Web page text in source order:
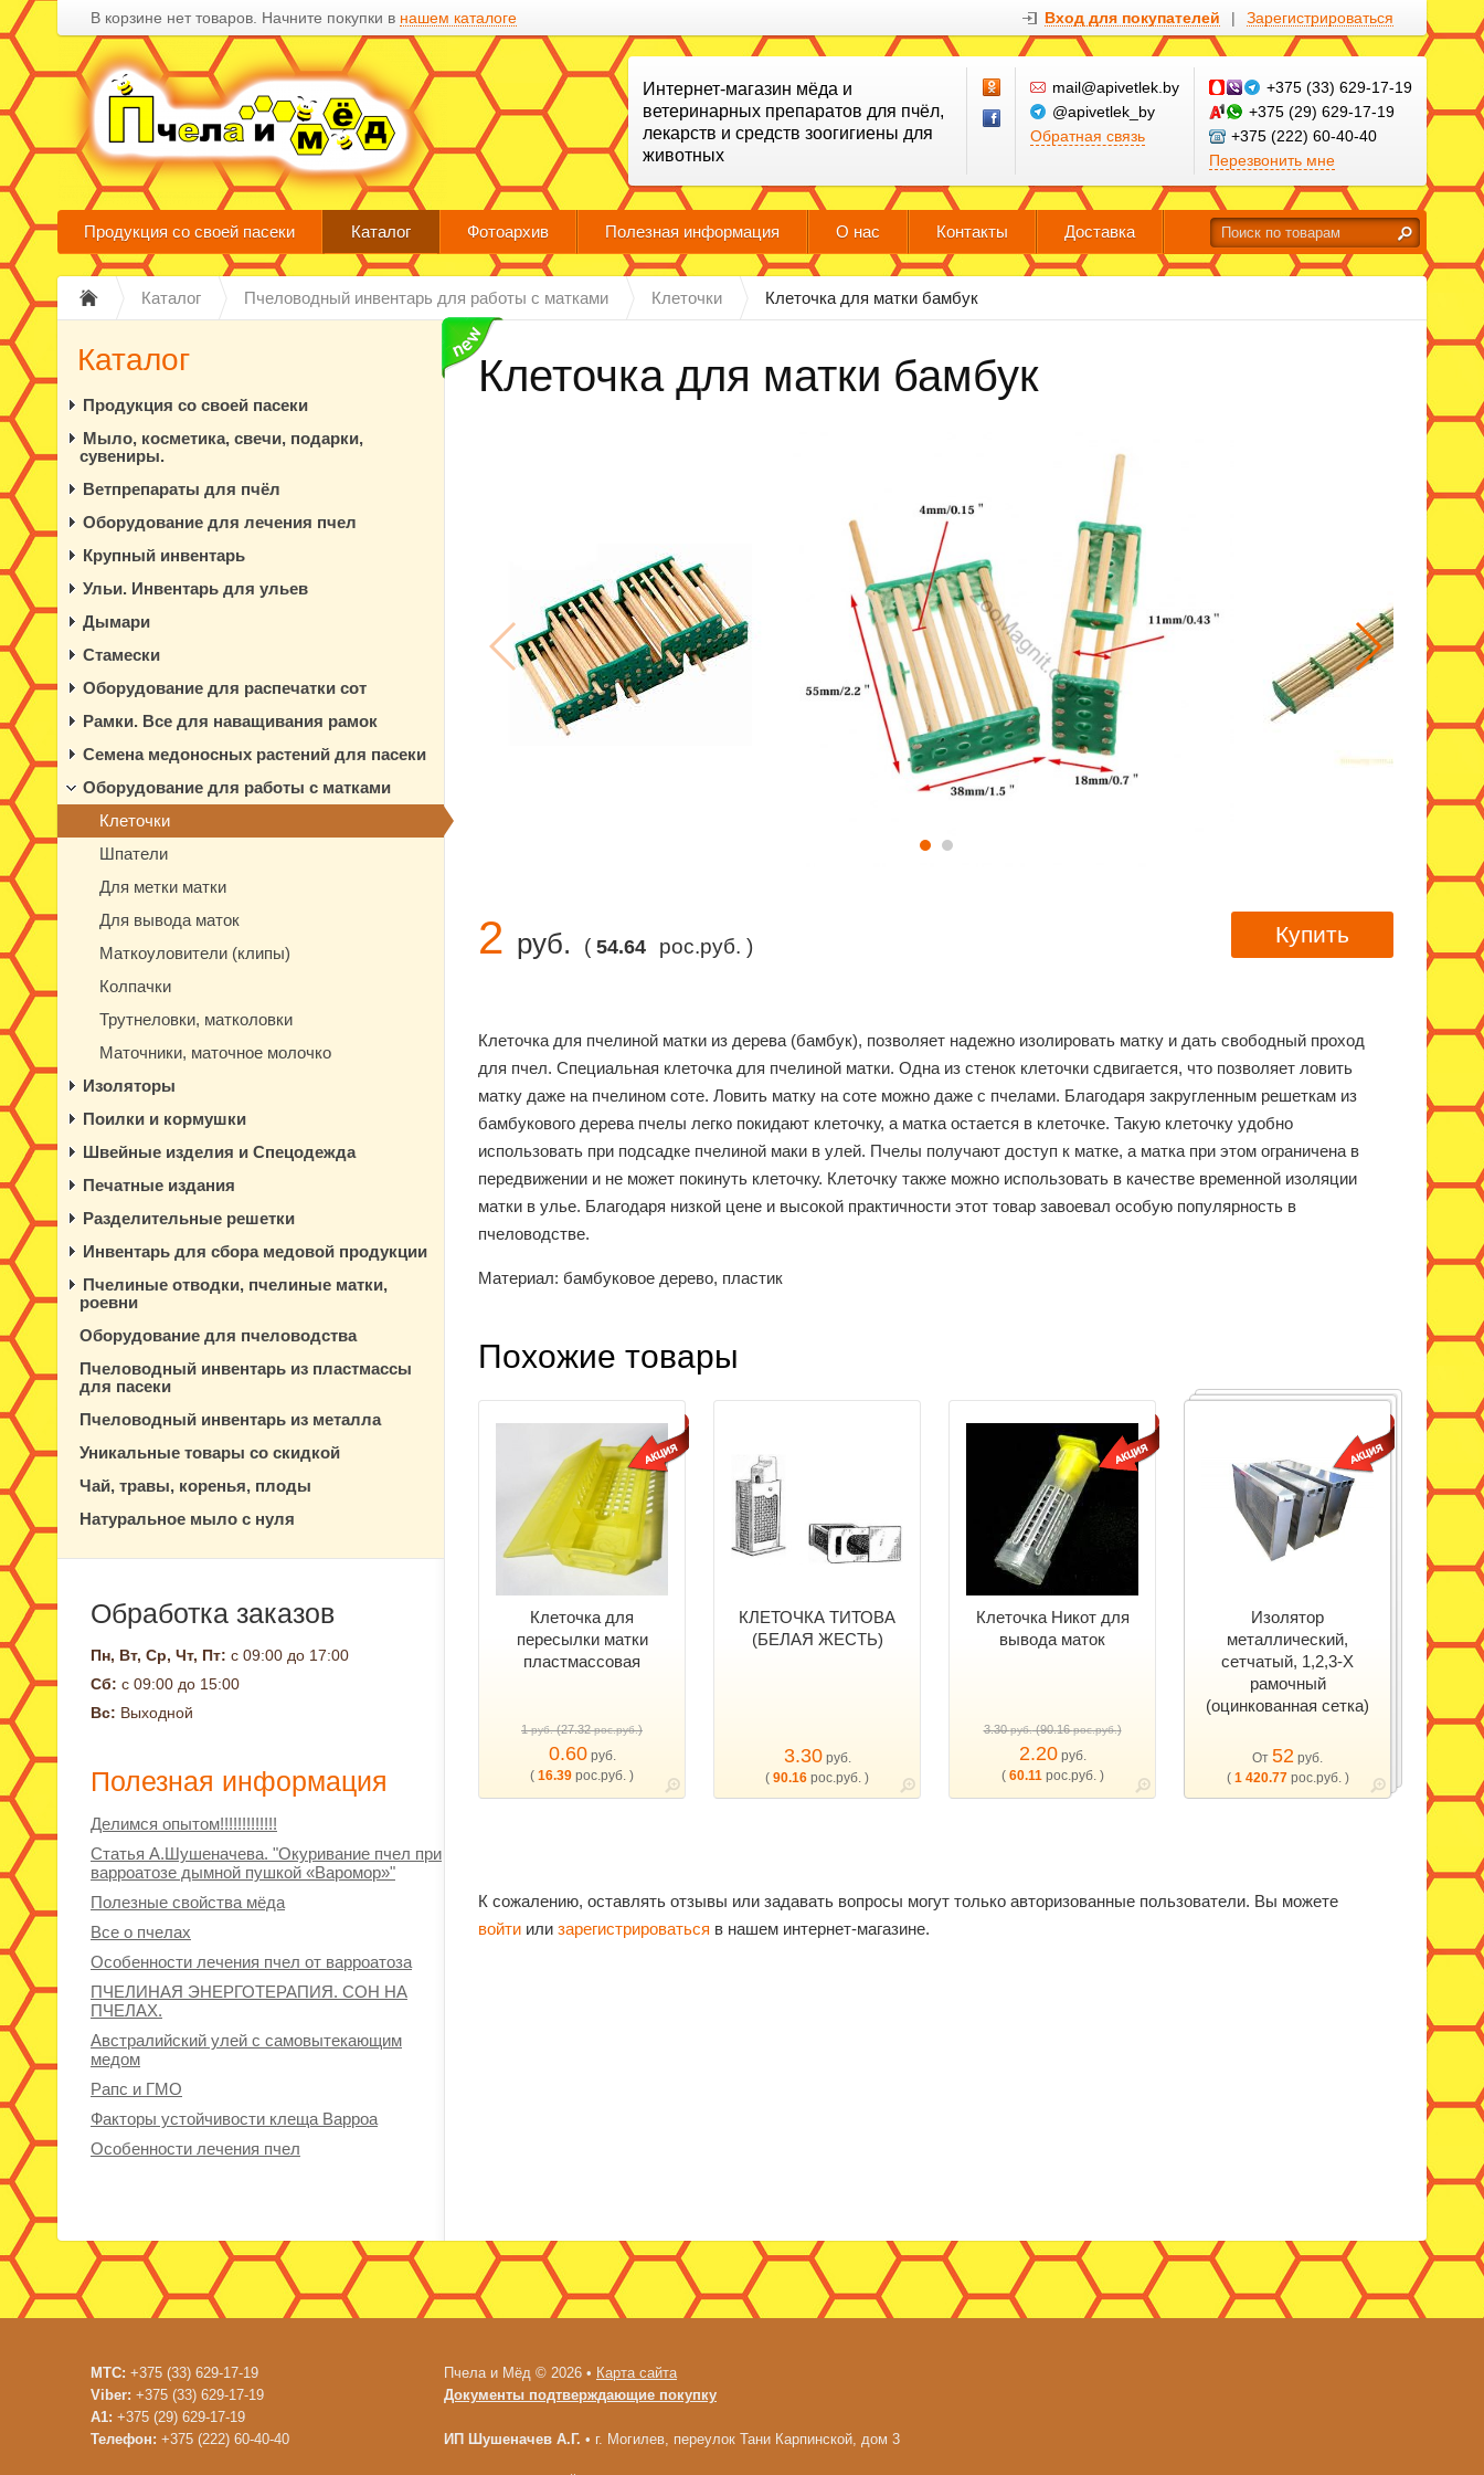
В корзине нет товаров. Начните покупки в нашем каталоге Вход для покупателей | Зарегистрироваться
Интернет-магазин мёда и
ветеринарных препаратов для пчёл,
лекарств и средств зоогигиены для
животных
mail@apivetlek.by
@apivetlek_by
Обратная связь
+375 (33) 629-17-19
+375 (29) 629-17-19
+375 (222) 60-40-40
Перезвонить мне
Продукция со своей пасеки Каталог Фотоархив Полезная информация О нас Контакты Доставка
Каталог Пчеловодный инвентарь для работы с матками Клеточки Клеточка для матки бамбук
Клеточка для матки бамбук
2 руб. ( 54.64 рос.руб. ) Купить
Клеточка для пчелиной матки из дерева (бамбук), позволяет надежно изолировать матку и дать свободный проход
для пчел. Специальная клеточка для пчелиной матки. Одна из стенок клеточки сдвигается, что позволяет ловить
матку даже на пчелином соте. Ловить матку на соте можно даже с пчелами. Благодаря закругленным решеткам из
бамбукового дерева пчелы легко покидают клеточку, а матка остается в клеточке. Такую клеточку удобно
использовать при подсадке пчелиной маки в улей. Пчелы получают доступ к матке, а матка при этом ограничена в
передвижении и не может покинуть клеточку. Клеточку также можно использовать в качестве временной изоляции
матки в улье. Благодаря низкой цене и высокой практичности этот товар завоевал особую популярность в
пчеловодстве.
Материал: бамбуковое дерево, пластик
Похожие товары
Клеточка для
пересылки матки
пластмассовая
1руб.(27.32рос.руб.)
0.60руб.
( 16.39 рос.руб. )
КЛЕТОЧКА ТИТОВА
(БЕЛАЯ ЖЕСТЬ)
3.30руб.
( 90.16 рос.руб. )
Клеточка Никот для
вывода маток
3.30руб.(90.16рос.руб.)
2.20руб.
( 60.11рос.руб. )
Изолятор
металлический,
сетчатый, 1,2,3-Х
рамочный
(оцинкованная сетка)
От 52 руб.
( 1 420.77рос.руб. )
К сожалению, оставлять отзывы или задавать вопросы могут только авторизованные пользователи. Вы можете
войти или зарегистрироваться в нашем интернет-магазине.
Каталог
Продукция со своей пасеки
Мыло, косметика, свечи, подарки,
сувениры.
Ветпрепараты для пчёл
Оборудование для лечения пчел
Крупный инвентарь
Ульи. Инвентарь для ульев
Дымари
Стамески
Оборудование для распечатки сот
Рамки. Все для наващивания рамок
Семена медоносных растений для пасеки
Оборудование для работы с матками
Клеточки
Шпатели
Для метки матки
Для вывода маток
Маткоуловители (клипы)
Колпачки
Трутнеловки, матколовки
Маточники, маточное молочко
Изоляторы
Поилки и кормушки
Швейные изделия и Спецодежда
Печатные издания
Разделительные решетки
Инвентарь для сбора медовой продукции
Пчелиные отводки, пчелиные матки,
роевни
Оборудование для пчеловодства
Пчеловодный инвентарь из пластмассы
для пасеки
Пчеловодный инвентарь из металла
Уникальные товары со скидкой
Чай, травы, коренья, плоды
Натуральное мыло с нуля
Обработка заказов
Пн, Вт, Ср, Чт, Пт: с 09:00 до 17:00
Сб: с 09:00 до 15:00
Вс: Выходной
Полезная информация
Делимся опытом!!!!!!!!!!!!!
Статья А.Шушеначева. "Окуривание пчел при
варроатозе дымной пушкой «Варомор»"
Полезные свойства мёда
Все о пчелах
Особенности лечения пчел от варроатоза
ПЧЕЛИНАЯ ЭНЕРГОТЕРАПИЯ. СОН НА
ПЧЕЛАХ.
Австралийский улей с самовытекающим
медом
Рапс и ГМО
Факторы устойчивости клеща Варроа
Особенности лечения пчел
МТС: +375 (33) 629-17-19
Viber: +375 (33) 629-17-19
A1: +375 (29) 629-17-19
Телефон: +375 (222) 60-40-40
Пчела и Мёд © 2026 • Карта сайта
Документы подтверждающие покупку
ИП Шушеначев А.Г. • г. Могилев, переулок Тани Карпинской, дом 3